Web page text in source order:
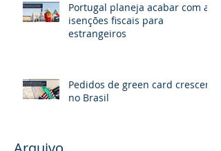
Portugal planeja acabar com as
isenções fiscais para
estrangeiros
Pedidos de green card crescem
no Brasil